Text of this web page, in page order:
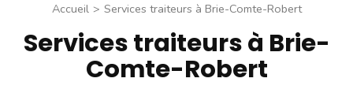
Accueil > Services traiteurs à Brie-Comte-Robert
Services traiteurs à Brie-
Comte-Robert